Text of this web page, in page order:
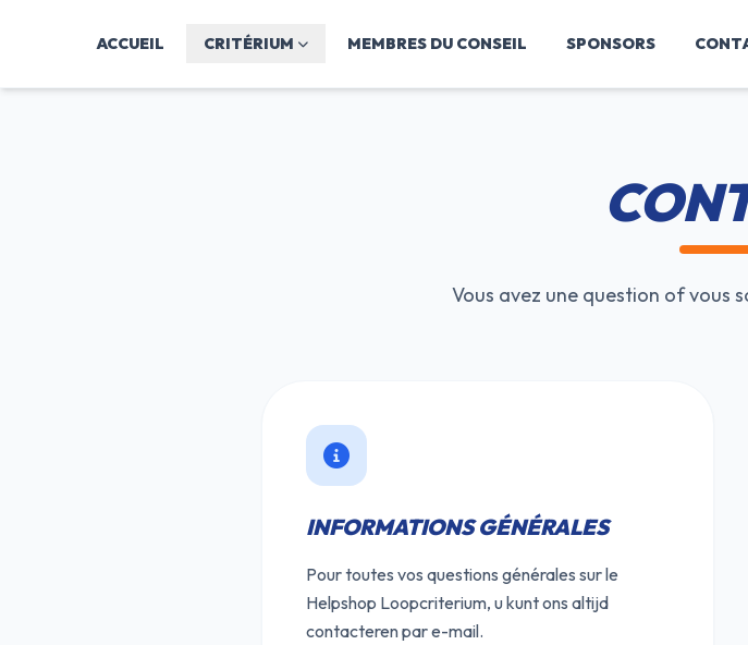
ACCUEIL CRITÉRIUM MEMBRES DU CONSEIL SPONSORS
Vous avez une question of vous
INFORMATIONS GÉNÉRALES
Pour toutes vos questions générales sur le
Helpshop Loopcriterium, u kunt ons altijd
contacteren par e-mail.